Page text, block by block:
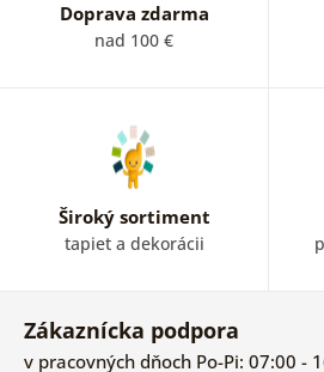
Doprava zdarma
nad 100 €
Široký sortiment
tapiet a dekorácii
Zákaznícka podpora
v pracovných dňoch Po-Pi: 07:00 -